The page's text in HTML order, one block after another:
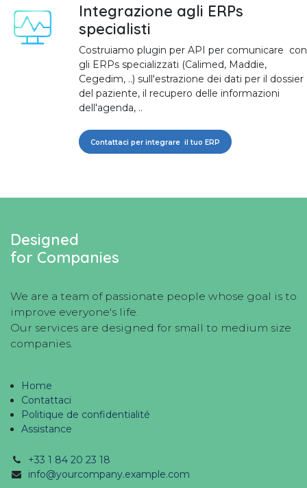
Integrazione agli ERPs
specialisti
Costruiamo plugin per API per comunicare con
gli ERPs specializzati (Calimed, Maddie,
Cegedim, ..) sull'estrazione dei dati per il dossier
del paziente, il recupero delle informazioni
dell'agenda, ..
Contattaci per integrare il tuo ERP
Designed
for Companies
We are a team of passionate people whose goal is to
improve everyone's life.
Our services are designed for small to medium size
companies.
Home
Contattaci
Politique de confidentialité
Assistance
+33 1 84 20 23 18
info@yourcompany.example.com